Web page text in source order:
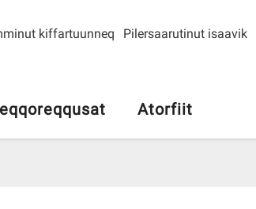
kiffartuunneq Pilersaarutinut isaavik
Atorfiit